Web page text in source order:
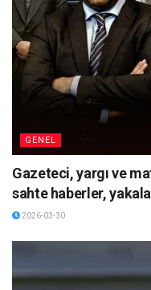
GENEL
Gazeteci, yargı ve
sahte haberler,
2026-03-30